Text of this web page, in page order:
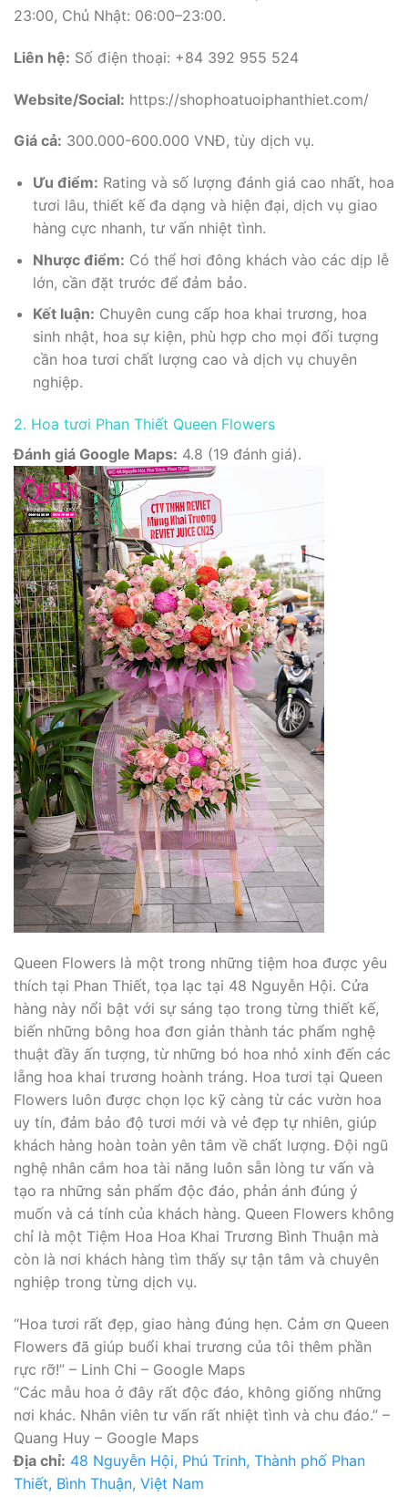
23:00, Chủ Nhật: 06:00–23:00.
Liên hệ: Số điện thoại: +84 392 955 524
Website/Social: https://shophoatuoiphanthiet.com/
Giá cả: 300.000-600.000 VNĐ, tùy dịch vụ.
Ưu điểm: Rating và số lượng đánh giá cao nhất, hoa
tươi lâu, thiết kế đa dạng và hiện đại, dịch vụ giao
hàng cực nhanh, tư vấn nhiệt tình.
Nhược điểm: Có thể hơi đông khách vào các dịp lễ
lớn, cần đặt trước để đảm bảo.
Kết luận: Chuyên cung cấp hoa khai trương, hoa
sinh nhật, hoa sự kiện, phù hợp cho mọi đối tượng
cần hoa tươi chất lượng cao và dịch vụ chuyên
nghiệp.
2. Hoa tươi Phan Thiết Queen Flowers
Đánh giá Google Maps: 4.8 (19 đánh giá).
Queen Flowers là một trong những tiệm hoa được yêu
thích tại Phan Thiết, tọa lạc tại 48 Nguyễn Hội. Cửa
hàng này nổi bật với sự sáng tạo trong từng thiết kế,
biến những bông hoa đơn giản thành tác phẩm nghệ
thuật đầy ấn tượng, từ những bó hoa nhỏ xinh đến các
lẵng hoa khai trương hoành tráng. Hoa tươi tại Queen
Flowers luôn được chọn lọc kỹ càng từ các vườn hoa
uy tín, đảm bảo độ tươi mới và vẻ đẹp tự nhiên, giúp
khách hàng hoàn toàn yên tâm về chất lượng. Đội ngũ
nghệ nhân cắm hoa tài năng luôn sẵn lòng tư vấn và
tạo ra những sản phẩm độc đáo, phản ánh đúng ý
muốn và cá tính của khách hàng. Queen Flowers không
chỉ là một Tiệm Hoa Hoa Khai Trương Bình Thuận mà
còn là nơi khách hàng tìm thấy sự tận tâm và chuyên
nghiệp trong từng dịch vụ.
“Hoa tươi rất đẹp, giao hàng đúng hẹn. Cảm ơn Queen
Flowers đã giúp buổi khai trương của tôi thêm phần
rực rỡ!” – Linh Chi – Google Maps
“Các mẫu hoa ở đây rất độc đáo, không giống những
nơi khác. Nhân viên tư vấn rất nhiệt tình và chu đáo.” –
Quang Huy – Google Maps
Địa chỉ: 48 Nguyễn Hội, Phú Trinh, Thành phố Phan
Thiết, Bình Thuận, Việt Nam